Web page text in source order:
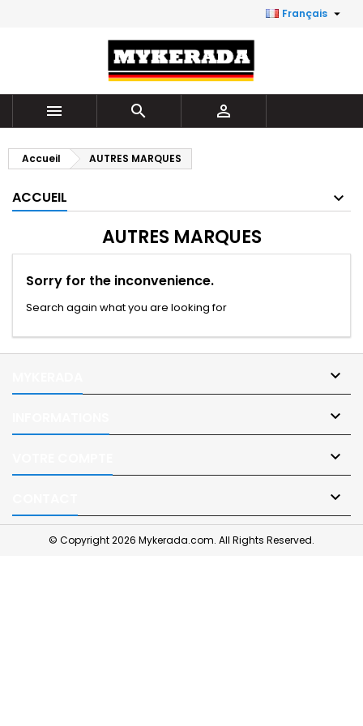
Français 
  
Accueil AUTRES MARQUES
ACCUEIL
AUTRES MARQUES
Sorry for the inconvenience.
Search again what you are looking for




© Copyright 2026 Mykerada.com. All Rights Reserved.